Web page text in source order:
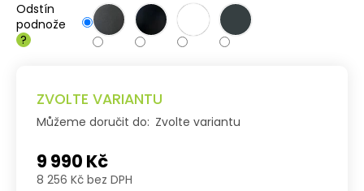
ZVOLTE VARIANTU
Můžeme doručit do: Zvolte variantu
9 990 Kč
8 256 Kč bez DPH
Odstín
podnože
?